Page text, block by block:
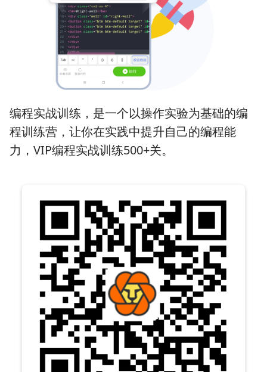
编程实战训练，是一个以操作实验为基础的编
程训练营，让你在实践中提升自己的编程能
力，VIP编程实战训练500+关。